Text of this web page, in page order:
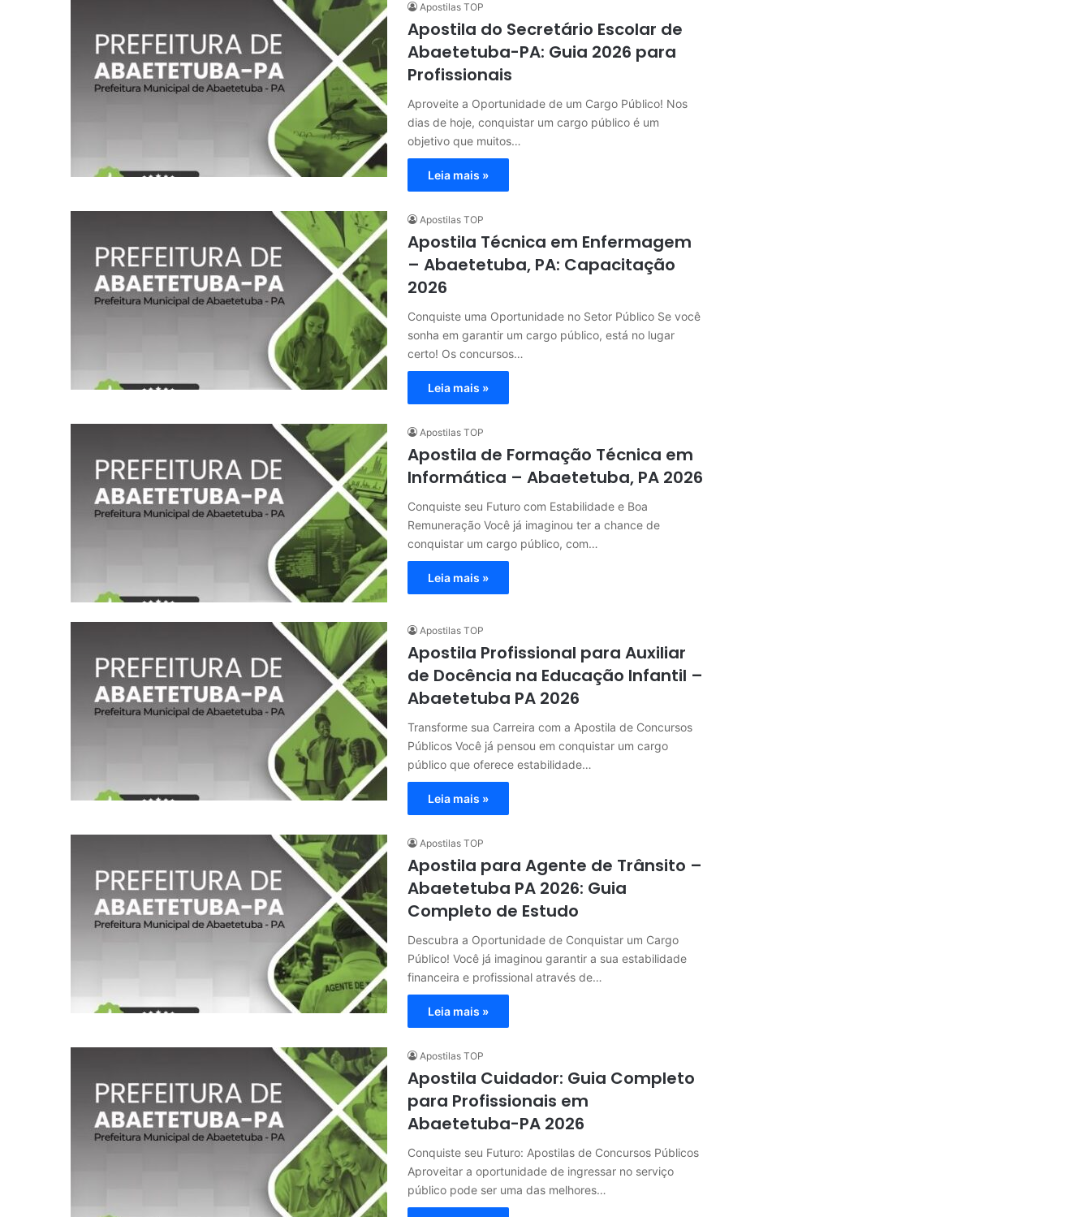
Apostilas TOP
Apostila do Secretário Escolar de
Abaetetuba-PA: Guia 2026 para
Profissionais
Aproveite a Oportunidade de um Cargo Público! Nos
dias de hoje, conquistar um cargo público é um
objetivo que muitos…
Leia mais »
Apostilas TOP
Apostila Técnica em Enfermagem
– Abaetetuba, PA: Capacitação
2026
Conquiste uma Oportunidade no Setor Público Se você
sonha em garantir um cargo público, está no lugar
certo! Os concursos…
Leia mais »
Apostilas TOP
Apostila de Formação Técnica em
Informática – Abaetetuba, PA 2026
Conquiste seu Futuro com Estabilidade e Boa
Remuneração Você já imaginou ter a chance de
conquistar um cargo público, com…
Leia mais »
Apostilas TOP
Apostila Profissional para Auxiliar
de Docência na Educação Infantil –
Abaetetuba PA 2026
Transforme sua Carreira com a Apostila de Concursos
Públicos Você já pensou em conquistar um cargo
público que oferece estabilidade…
Leia mais »
Apostilas TOP
Apostila para Agente de Trânsito –
Abaetetuba PA 2026: Guia
Completo de Estudo
Descubra a Oportunidade de Conquistar um Cargo
Público! Você já imaginou garantir a sua estabilidade
financeira e profissional através de…
Leia mais »
Apostilas TOP
Apostila Cuidador: Guia Completo
para Profissionais em
Abaetetuba-PA 2026
Conquiste seu Futuro: Apostilas de Concursos Públicos
Aproveitar a oportunidade de ingressar no serviço
público pode ser uma das melhores…